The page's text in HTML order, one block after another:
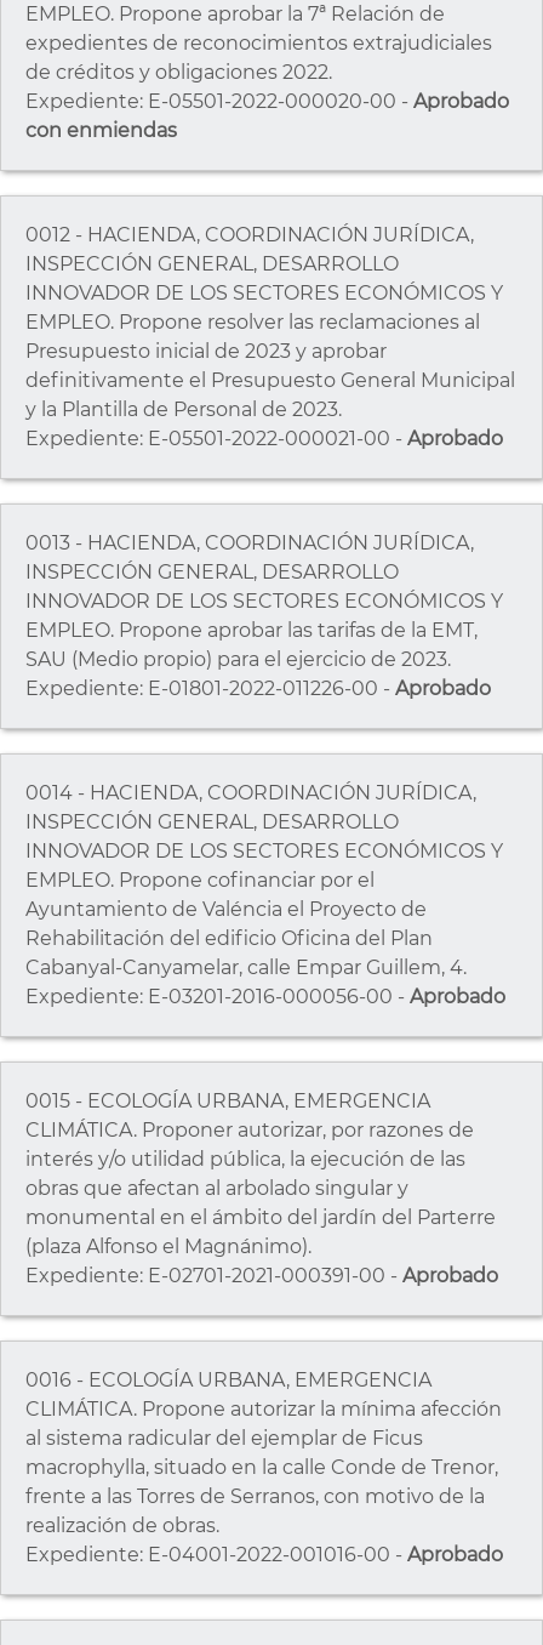
EMPLEO. Propone aprobar la 7ª Relación de
expedientes de reconocimientos extrajudiciales
de créditos y obligaciones 2022.
Expediente: E-05501-2022-000020-00 - Aprobado
con enmiendas
0012 - HACIENDA, COORDINACIÓN JURÍDICA,
INSPECCIÓN GENERAL, DESARROLLO
INNOVADOR DE LOS SECTORES ECONÓMICOS Y
EMPLEO. Propone resolver las reclamaciones al
Presupuesto inicial de 2023 y aprobar
definitivamente el Presupuesto General Municipal
y la Plantilla de Personal de 2023.
Expediente: E-05501-2022-000021-00 - Aprobado
0013 - HACIENDA, COORDINACIÓN JURÍDICA,
INSPECCIÓN GENERAL, DESARROLLO
INNOVADOR DE LOS SECTORES ECONÓMICOS Y
EMPLEO. Propone aprobar las tarifas de la EMT,
SAU (Medio propio) para el ejercicio de 2023.
Expediente: E-01801-2022-011226-00 - Aprobado
0014 - HACIENDA, COORDINACIÓN JURÍDICA,
INSPECCIÓN GENERAL, DESARROLLO
INNOVADOR DE LOS SECTORES ECONÓMICOS Y
EMPLEO. Propone cofinanciar por el
Ayuntamiento de Valéncia el Proyecto de
Rehabilitación del edificio Oficina del Plan
Cabanyal-Canyamelar, calle Empar Guillem, 4.
Expediente: E-03201-2016-000056-00 - Aprobado
0015 - ECOLOGÍA URBANA, EMERGENCIA
CLIMÁTICA. Proponer autorizar, por razones de
interés y/o utilidad pública, la ejecución de las
obras que afectan al arbolado singular y
monumental en el ámbito del jardín del Parterre
(plaza Alfonso el Magnánimo).
Expediente: E-02701-2021-000391-00 - Aprobado
0016 - ECOLOGÍA URBANA, EMERGENCIA
CLIMÁTICA. Propone autorizar la mínima afección
al sistema radicular del ejemplar de Ficus
macrophylla, situado en la calle Conde de Trenor,
frente a las Torres de Serranos, con motivo de la
realización de obras.
Expediente: E-04001-2022-001016-00 - Aprobado